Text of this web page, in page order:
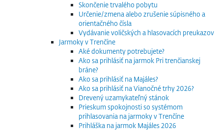
Skončenie trvalého pobytu
Určenie/zmena alebo zrušenie súpisného a
orientačného čísla
Vydávanie voličských a hlasovacích preukazov
Jarmoky v Trenčíne
Aké dokumenty potrebujete?
Ako sa prihlásiť na jarmok Pri trenčianskej
bráne?
Ako sa prihlásiť na Majáles?
Ako sa prihlásiť na Vianočné trhy 2026?
Drevený uzamykateľný stánok
Prieskum spokojnosti so systémom
prihlasovania na jarmoky v Trenčíne
Prihláška na jarmok Majáles 2026